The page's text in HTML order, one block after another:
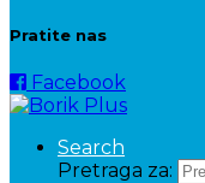
Pratite nas
Facebook
Search
Pretraga za: